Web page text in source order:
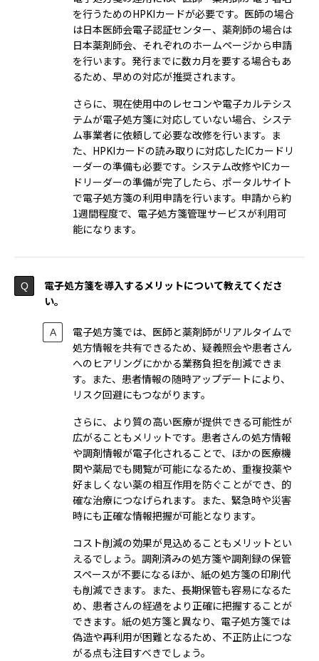
を行うためのHPKIカードが必要です。医師の場合
は日本医師会電子認証センター、薬剤師の場合は
日本薬剤師会、それぞれのホームページから申請
を行います。発行までに数カ月を要する場合もあ
るため、早めの対応が推奨されます。
さらに、現在使用中のレセコンや電子カルテシス
テムが電子処方箋に対応していない場合、システ
ム事業者に依頼して必要な改修を行います。ま
た、HPKIカードの読み取りに対応したICカードリ
ーダーの準備も必要です。システム改修やICカー
ドリーダーの準備が完了したら、ポータルサイト
で電子処方箋の利用申請を行います。申請から約
1週間程度で、電子処方箋管理サービスが利用可
能になります。
電子処方箋を導入するメリットについて教えてくださ
い。
電子処方箋では、医師と薬剤師がリアルタイムで
処方情報を共有できるため、疑義照会や患者さん
へのヒアリングにかかる業務負担を削減できま
す。また、患者情報の随時アップデートにより、
リスク回避にもつながります。
さらに、より質の高い医療が提供できる可能性が
広がることもメリットです。患者さんの処方情報
や調剤情報が電子化されることで、ほかの医療機
関や薬局でも閲覧が可能になるため、重複投薬や
好ましくない薬の相互作用を防ぐことができ、的
確な治療につなげられます。また、緊急時や災害
時にも正確な情報把握が可能となります。
コスト削減の効果が見込めることもメリットとい
えるでしょう。調剤済みの処方箋や調剤録の保管
スペースが不要になるほか、紙の処方箋の印刷代
も削減できます。また、長期保管も容易になるた
め、患者さんの経過をより正確に把握することが
できます。紙の処方箋と異なり、電子処方箋では
偽造や再利用が困難となるため、不正防止につな
がる点も注目すべきでしょう。